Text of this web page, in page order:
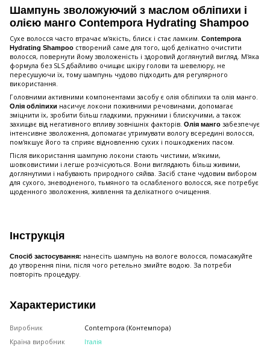
Шампунь зволожуючий з маслом обліпихи і
олією манго Contempora Hydrating Shampoo
Сухе волосся часто втрачає м'якість, блиск і стає ламким. Contempora
Hydrating Shampoo створений саме для того, щоб делікатно очистити
волосся, повернути йому зволоженість і здоровий доглянутий вигляд. М'яка
формула без SLS дбайливо очищає шкіру голови та шевелюру, не
пересушуючи їх, тому шампунь чудово підходить для регулярного
використання.
Головними активними компонентами засобу є олія обліпихи та олія манго.
Олія обліпихи насичує локони поживними речовинами, допомагає
зміцнити їх, зробити більш гладкими, пружними і блискучими, а також
захищає від негативного впливу зовнішніх факторів. Олія манго забезпечує
інтенсивне зволоження, допомагає утримувати вологу всередині волосся,
пом'якшує його та сприяє відновленню сухих і пошкоджених пасом.
Після використання шампуню локони стають чистими, м'якими,
шовковистими і легше розчісуються. Вони виглядають більш живими,
доглянутими і набувають природного сяйва. Засіб стане чудовим вибором
для сухого, зневодненого, тьмяного та ослабленого волосся, яке потребує
щоденного зволоження, живлення та делікатного очищення.
Інструкція
Спосіб застосування: нанесіть шампунь на вологе волосся, помасажуйте
до утворення піни, після чого ретельно змийте водою. За потреби
повторіть процедуру.
Характеристики
Виробник
Contempora (Контемпора)
Країна виробник
Італія